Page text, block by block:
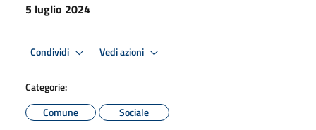
5 luglio 2024
Condividi Vedi azioni
Categorie:
Comune
Sociale